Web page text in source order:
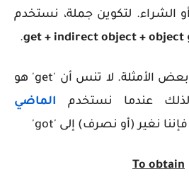
الشراء. لتكوين جملة، نستخدم
.
دعونا نلقي نظرة على بعض الأمثلة. لا تنس أن 'get' هو
عندما نستخدم
الماضي
فإننا نغير (أو نصرف) إلى 'got'
To obtain